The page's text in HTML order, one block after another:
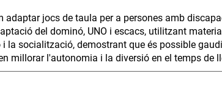
adaptar jocs de taula per a persones amb
del dominó, UNO i escacs, utilitzant
la socialització, demostrant que és possible
millorar l'autonomia i la diversió en el temps de